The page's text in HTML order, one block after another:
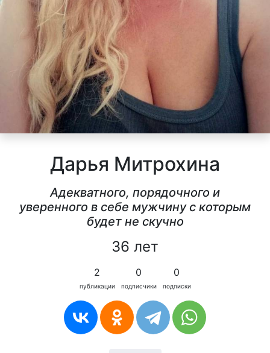
Дарья Митрохина
Адекватного, порядочного и
уверенного в себе мужчину с которым
будет не скучно
36 лет
2
публикации
0
подписчики
0
подписки